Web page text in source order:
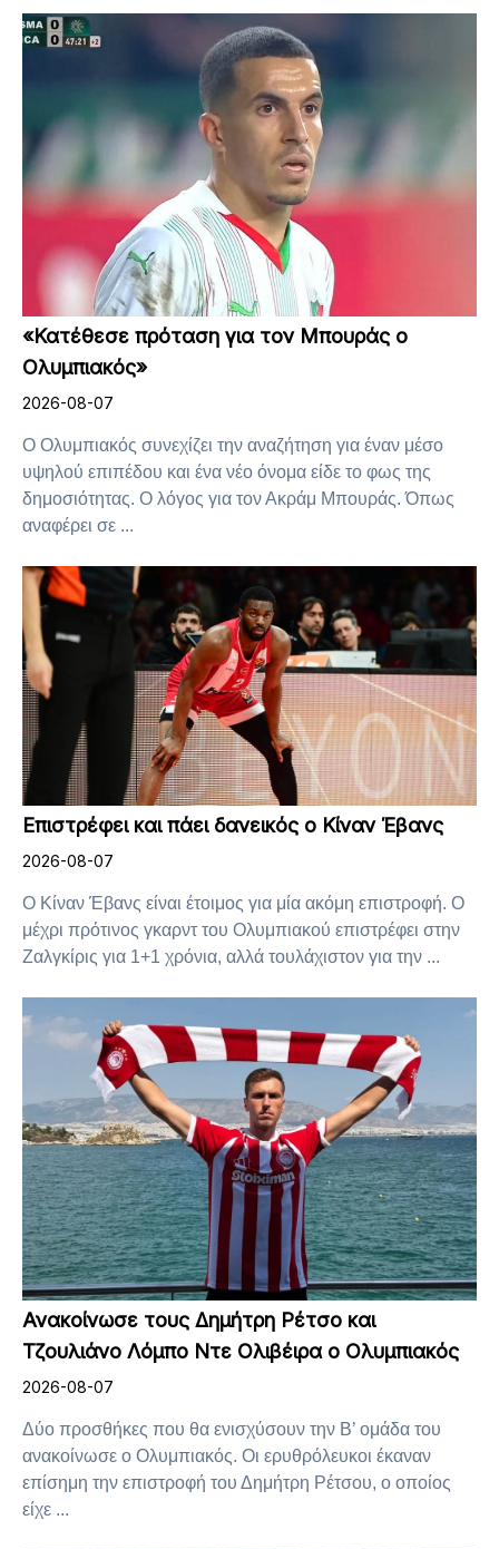
«Κατέθεσε πρόταση για τον Μπουράς ο
Ολυμπιακός»
2026-08-07
Ο Ολυμπιακός συνεχίζει την αναζήτηση για έναν μέσο
υψηλού επιπέδου και ένα νέο όνομα είδε το φως της
δημοσιότητας. Ο λόγος για τον Ακράμ Μπουράς. Όπως
αναφέρει σε ...
Επιστρέφει και πάει δανεικός ο Κίναν Έβανς
2026-08-07
Ο Κίναν Έβανς είναι έτοιμος για μία ακόμη επιστροφή. Ο
μέχρι πρότινος γκαρντ του Ολυμπιακού επιστρέφει στην
Ζαλγκίρις για 1+1 χρόνια, αλλά τουλάχιστον για την ...
Ανακοίνωσε τους Δημήτρη Ρέτσο και
Τζουλιάνο Λόμπο Ντε Ολιβέιρα ο Ολυμπιακός
2026-08-07
Δύο προσθήκες που θα ενισχύσουν την Β’ ομάδα του
ανακοίνωσε ο Ολυμπιακός. Οι ερυθρόλευκοι έκαναν
επίσημη την επιστροφή του Δημήτρη Ρέτσου, ο οποίος
είχε ...